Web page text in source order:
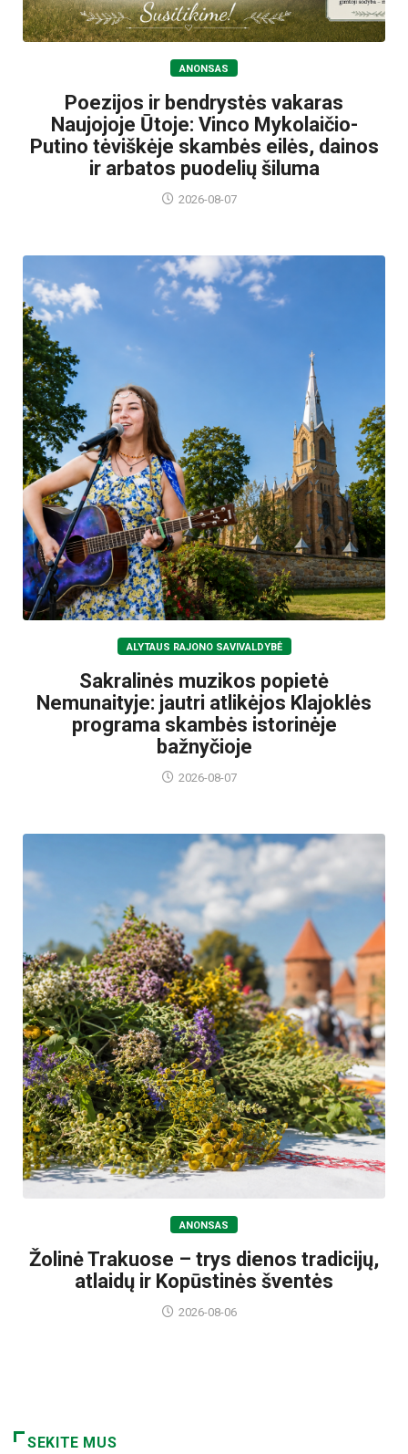
ANONSAS
Poezijos ir bendrystės vakaras
Naujojoje Ūtoje: Vinco Mykolaičio-
Putino tėviškėje skambės eilės, dainos
ir arbatos puodelių šiluma
2026-08-07
ALYTAUS RAJONO SAVIVALDYBĖ
Sakralinės muzikos popietė
Nemunaityje: jautri atlikėjos Klajoklės
programa skambės istorinėje
bažnyčioje
2026-08-07
ANONSAS
Žolinė Trakuose – trys dienos tradicijų,
atlaidų ir Kopūstinės šventės
2026-08-06
SEKITE MUS